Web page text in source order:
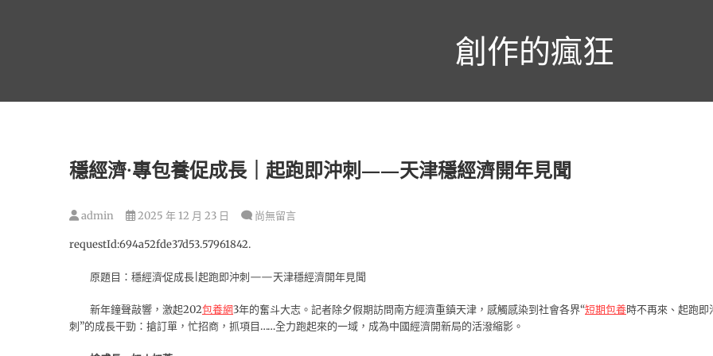
創作的瘋狂
穩經濟·專包養促成長｜起跑即沖刺——天津穩經濟開年見聞
admin 2025 年 12 月 23 日 尚無留言
requestId:694a52fde37d53.57961842.
原題目：穩經濟·促成長|起跑即沖刺——天津穩經濟開年見聞
新年鐘聲敲響，激起202包養網3年的奮斗大志。記者除夕假期訪問南方經濟重鎮天津，感觸感染到社會各界“短期包養時不再來、起跑即
刺”的成長干勁：搶訂單，忙招商，抓項目……全力跑起來的一域，成為中國經濟開新局的活潑縮影。